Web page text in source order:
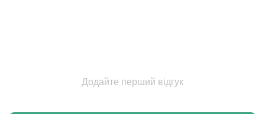
Додайте перший відгук